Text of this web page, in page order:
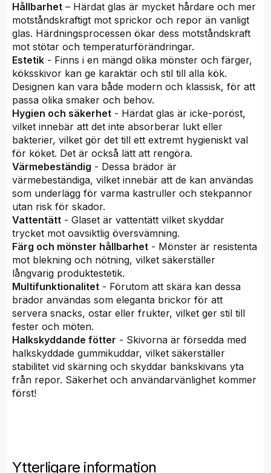
Hållbarhet – Härdat glas är mycket hårdare och mer
motståndskraftigt mot sprickor och repor än vanligt
glas. Härdningsprocessen ökar dess motståndskraft
mot stötar och temperaturförändringar.
Estetik - Finns i en mängd olika mönster och färger,
köksskivor kan ge karaktär och stil till alla kök.
Designen kan vara både modern och klassisk, för att
passa olika smaker och behov.
Hygien och säkerhet - Härdat glas är icke-poröst,
vilket innebär att det inte absorberar lukt eller
bakterier, vilket gör det till ett extremt hygieniskt val
för köket. Det är också lätt att rengöra.
Värmebeständig - Dessa brädor är
värmebeständiga, vilket innebär att de kan användas
som underlägg för varma kastruller och stekpannor
utan risk för skador.
Vattentätt - Glaset är vattentätt vilket skyddar
trycket mot oavsiktlig översvämning.
Färg och mönster hållbarhet - Mönster är resistenta
mot blekning och nötning, vilket säkerställer
långvarig produktestetik.
Multifunktionalitet - Förutom att skära kan dessa
brädor användas som eleganta brickor för att
servera snacks, ostar eller frukter, vilket ger stil till
fester och möten.
Halkskyddande fötter - Skivorna är försedda med
halkskyddade gummikuddar, vilket säkerställer
stabilitet vid skärning och skyddar bänkskivans yta
från repor. Säkerhet och användarvänlighet kommer
först!
Ytterligare information